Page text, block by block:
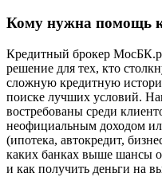
Кому нужна помощь
Кредитный брокер
решение для тех, кто
сложную кредитную
поиске лучших условий.
востребованы среди
неофициальным доходом
(ипотека, автокредит,
каких банках выше шансы
и как получить деньги на